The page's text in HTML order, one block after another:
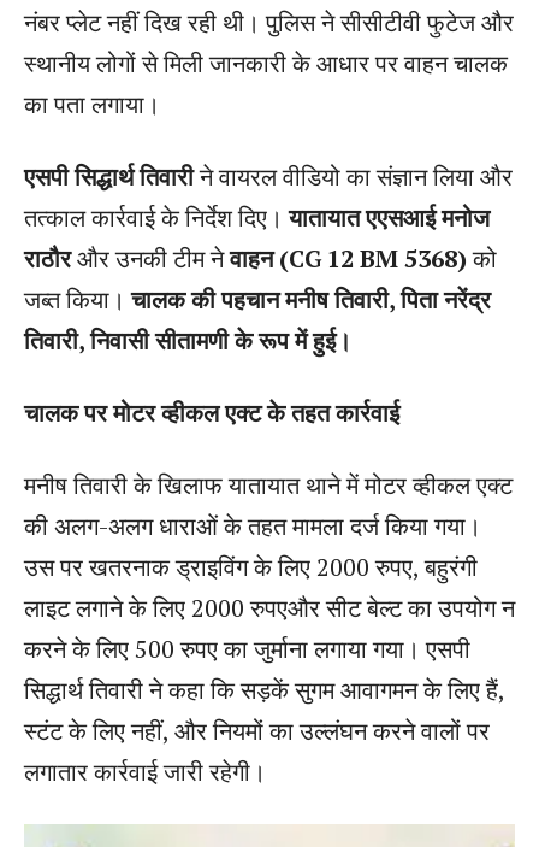
नंबर प्लेट नहीं दिख रही थी। पुलिस ने सीसीटीवी फुटेज और
स्थानीय लोगों से मिली जानकारी के आधार पर वाहन चालक
का पता लगाया।
एसपी सिद्धार्थ तिवारीने वायरल वीडियो का संज्ञान लिया और
तत्काल कार्रवाई के निर्देश दिए। यातायात एएसआई मनोज
राठौरऔर उनकी टीम नेवाहन (CG 12 BM 5368)को
जब्त किया। चालक की पहचान मनीष तिवारी, पिता नरेंद्र
तिवारी, निवासी सीतामणी के रूप में हुई।
चालक पर मोटर व्हीकल एक्ट के तहत कार्रवाई
मनीष तिवारी के खिलाफ यातायात थाने में मोटर व्हीकल एक्ट
की अलग-अलग धाराओं के तहत मामला दर्ज किया गया।
उस पर खतरनाक ड्राइविंग के लिए 2000 रुपए, बहुरंगी
लाइट लगाने के लिए 2000 रुपएऔर सीट बेल्ट का उपयोग न
करने के लिए 500 रुपए का जुर्माना लगाया गया। एसपी
सिद्धार्थ तिवारी ने कहा कि सड़कें सुगम आवागमन के लिए हैं,
स्टंट के लिए नहीं, और नियमों का उल्लंघन करने वालों पर
लगातार कार्रवाई जारी रहेगी।